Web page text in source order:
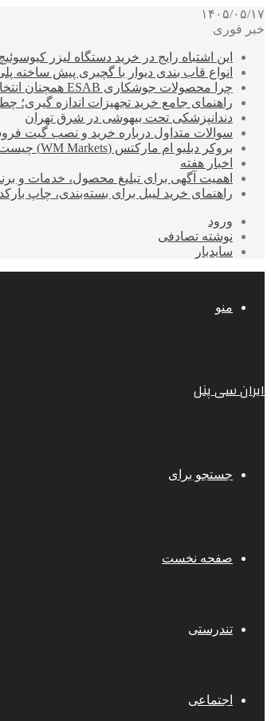
۱۴۰۵/۰۵/۱۷
خبر فوری
این اشتباه رایج در خرید دستگاه لیزر
انواع قاب بندی دیوار با گچبری پیش
چرا محصولات جوشکاری ESAB همچنان انتخاب اول صنایع بزرگ هستند؟
راهنمای جامع خرید تجهیزات اندازه گیری؛
دندانپزشکی تحت بیهوشی در شرق تهران
سوالات متداول درباره خرید و نصب گیت
بروکر دبلیو ام مارکتس (WM Markets) چیست و چه خدماتی ارائه می‌دهد؟
اخبار هفته
اهمیت آگهی برای تبلیغ محصول، خدمات و
راهنمای خرید لیبل برای بسته‌بندی، چاپ
ورود
نوشته تصادفی
سایدبار
منو
ایران سی پنل
جستجو برای
صفحه نخست
تندرستی
اجتماعی